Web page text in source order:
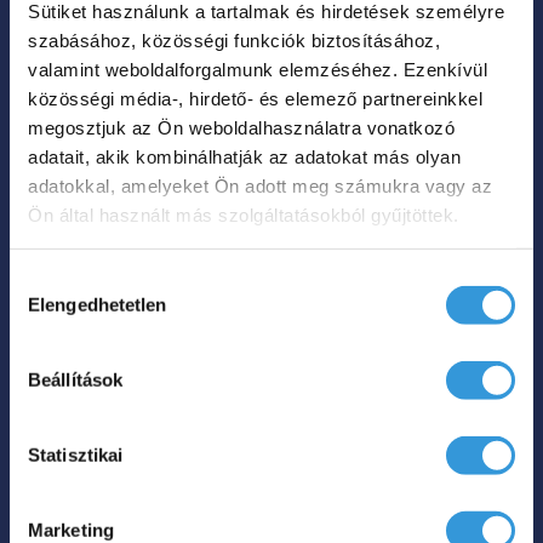
Sütiket használunk a tartalmak és hirdetések személyre
szabásához, közösségi funkciók biztosításához,
valamint weboldalforgalmunk elemzéséhez. Ezenkívül
közösségi média-, hirdető- és elemező partnereinkkel
megosztjuk az Ön weboldalhasználatra vonatkozó
adatait, akik kombinálhatják az adatokat más olyan
adatokkal, amelyeket Ön adott meg számukra vagy az
Ön által használt más szolgáltatásokból gyűjtöttek.
kiválasztása
Elengedhetetlen
Beállítások
Statisztikai
Marketing
Lily különleges
műmárvány kád
899 000Ft – 985 000Ft
000 Ft
-
985
000 Ft
Hol tudom megvenni?
A
a
termékoldalon
választhatók
ki
terméknek
variációja